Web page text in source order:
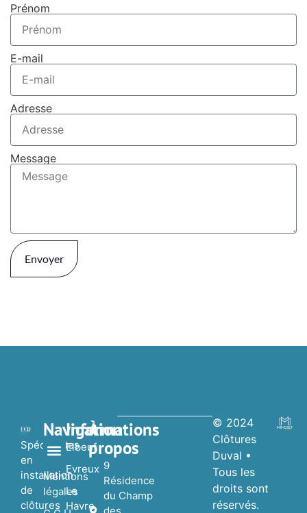
Prénom
E-mail
Adresse
Message
Envoyer
Spécialistes
en
installation
de
clôtures
Navigation
Mentions
légales
Informations
Elbeuf
Evreux
Le
Havre
À
propos
9
Résidence
du Champ
des
© 2024
Clôtures
Duval •
Tous les
droits sont
réservés.